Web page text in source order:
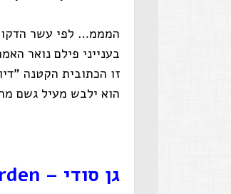
המממ… לפי עשר
בענייני פילם נואר
זו הכתובית הקטנה
הוא ילבש מעיל גשם
גן סודי –